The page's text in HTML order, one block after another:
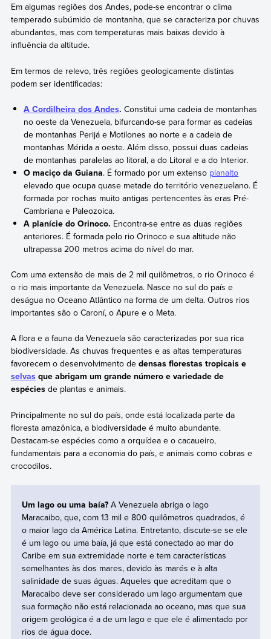
Em algumas regiões dos Andes, pode-se encontrar o clima
temperado subúmido de montanha, que se caracteriza por chuvas
abundantes, mas com temperaturas mais baixas devido à
influência da altitude.
Em termos de relevo, três regiões geologicamente distintas
podem ser identificadas:
A Cordilheira dos Andes. Constitui uma cadeia de montanhas
no oeste da Venezuela, bifurcando-se para formar as cadeias
de montanhas Perijá e Motilones ao norte e a cadeia de
montanhas Mérida a oeste. Além disso, possui duas cadeias
de montanhas paralelas ao litoral, a do Litoral e a do Interior.
O maciço da Guiana. É formado por um extenso planalto
elevado que ocupa quase metade do território venezuelano. É
formada por rochas muito antigas pertencentes às eras Pré-
Cambriana e Paleozoica.
A planície do Orinoco. Encontra-se entre as duas regiões
anteriores. É formada pelo rio Orinoco e sua altitude não
ultrapassa 200 metros acima do nível do mar.
Com uma extensão de mais de 2 mil quilômetros, o rio Orinoco é
o rio mais importante da Venezuela. Nasce no sul do país e
deságua no Oceano Atlântico na forma de um delta. Outros rios
importantes são o Caroní, o Apure e o Meta.
A flora e a fauna da Venezuela são caracterizadas por sua rica
biodiversidade. As chuvas frequentes e as altas temperaturas
favorecem o desenvolvimento de densas florestas tropicais e
selvasque abrigam um grande número e variedade de
espéciesde plantas e animais.
Principalmente no sul do país, onde está localizada parte da
floresta amazônica, a biodiversidade é muito abundante.
Destacam-se espécies como a orquídea e o cacaueiro,
fundamentais para a economia do país, e animais como cobras e
crocodilos.
Um lago ou uma baía?A Venezuela abriga o lago
Maracaibo, que, com 13 mil e 800 quilômetros quadrados, é
o maior lago da América Latina. Entretanto, discute-se se ele
é um lago ou uma baía, já que está conectado ao mar do
Caribe em sua extremidade norte e tem características
semelhantes às dos mares, devido às marés e à alta
salinidade de suas águas. Aqueles que acreditam que o
Maracaibo deve ser considerado um lago argumentam que
sua formação não está relacionada ao oceano, mas que sua
origem geológica é a de um lago e que ele é alimentado por
rios de água doce.